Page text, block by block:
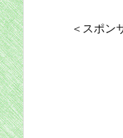
＜スポン